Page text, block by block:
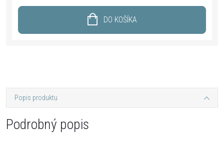
DO KOŠÍKA
Popis produktu
Podrobný popis